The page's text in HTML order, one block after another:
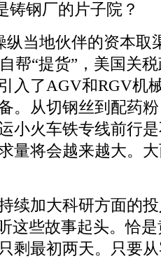
铸钢厂的片子院？
当地伙伴的资本取
帮“提货”，美国关
入了AGV和RGV机
。从切钢丝到配药
小火车铁专线前行
量将会越来越大。
加大科研方面的投
这些故事起头。恰
剩最初两天。只要